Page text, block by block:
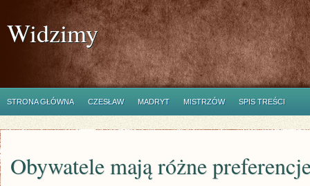
Widzimy
STRONA GŁÓWNA CZESŁAW MADRYT MISTRZÓW SPIS TREŚCI
Obywatele mają różne